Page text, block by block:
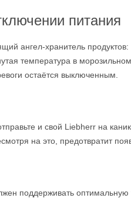
питания
ангел-хранитель
температура в
остаётся выключенным.
и свой Liebherr на
на это, предотвратит
поддерживать